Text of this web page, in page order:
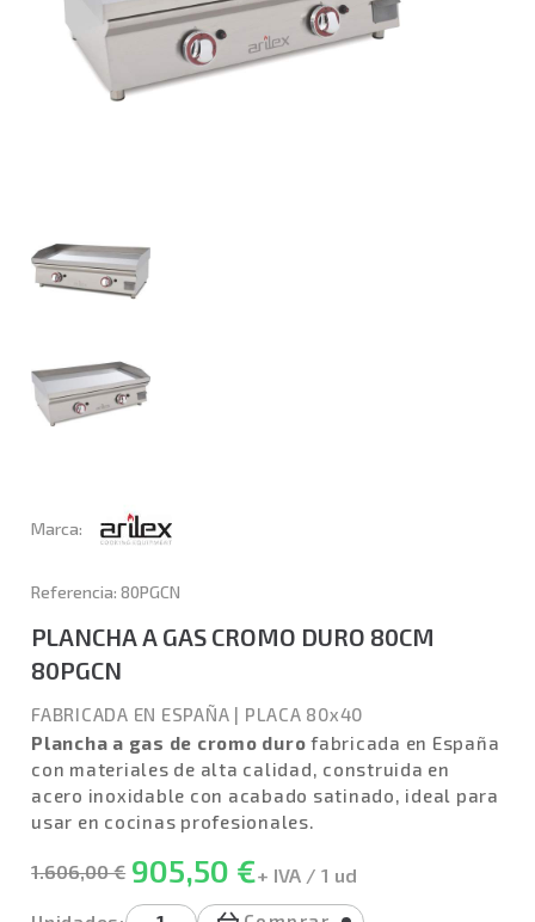
Marca:
Referencia: 80PGCN
PLANCHA A GAS CROMO DURO 80CM
80PGCN
FABRICADA EN ESPAÑA | PLACA 80x40
Plancha a gas de cromo duro fabricada en España
con materiales de alta calidad, construida en
acero inoxidable con acabado satinado, ideal para
usar en cocinas profesionales.
1.606,00 € 905,50 €+ IVA / 1 ud